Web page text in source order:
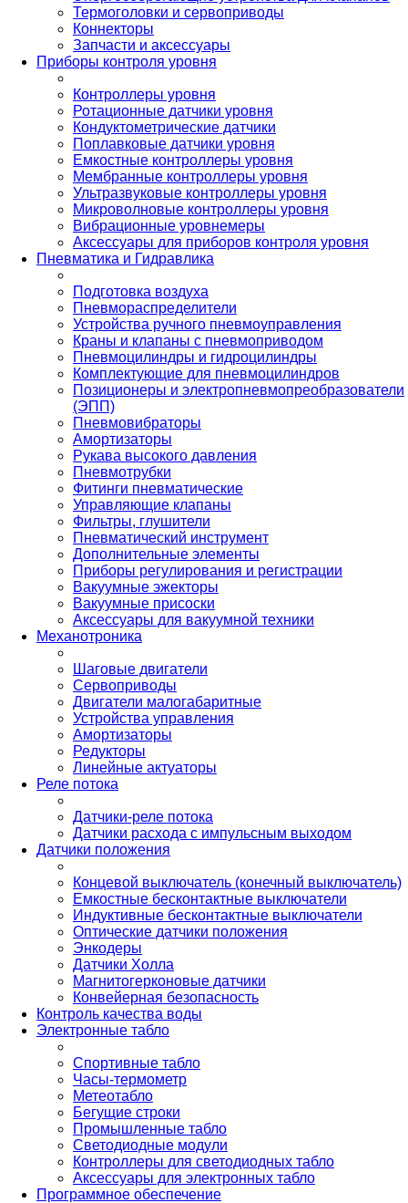
Термоголовки и сервоприводы
Коннекторы
Запчасти и аксессуары
Приборы контроля уровня
Контроллеры уровня
Ротационные датчики уровня
Кондуктометрические датчики
Поплавковые датчики уровня
Емкостные контроллеры уровня
Мембранные контроллеры уровня
Ультразвуковые контроллеры уровня
Микроволновые контроллеры уровня
Вибрационные уровнемеры
Аксессуары для приборов контроля уровня
Пневматика и Гидравлика
Подготовка воздуха
Пневмораспределители
Устройства ручного пневмоуправления
Краны и клапаны с пневмоприводом
Пневмоцилиндры и гидроцилиндры
Комплектующие для пневмоцилиндров
Позиционеры и электропневмопреобразователи
(ЭПП)
Пневмовибраторы
Амортизаторы
Рукава высокого давления
Пневмотрубки
Фитинги пневматические
Управляющие клапаны
Фильтры, глушители
Пневматический инструмент
Дополнительные элементы
Приборы регулирования и регистрации
Вакуумные эжекторы
Вакуумные присоски
Аксессуары для вакуумной техники
Механотроника
Шаговые двигатели
Сервоприводы
Двигатели малогабаритные
Устройства управления
Амортизаторы
Редукторы
Линейные актуаторы
Реле потока
Датчики-реле потока
Датчики расхода с импульсным выходом
Датчики положения
Концевой выключатель (конечный выключатель)
Емкостные бесконтактные выключатели
Индуктивные бесконтактные выключатели
Оптические датчики положения
Энкодеры
Датчики Холла
Магнитогерконовые датчики
Конвейерная безопасность
Контроль качества воды
Электронные табло
Спортивные табло
Часы-термометр
Метеотабло
Бегущие строки
Промышленные табло
Светодиодные модули
Контроллеры для светодиодных табло
Аксессуары для электронных табло
Программное обеспечение